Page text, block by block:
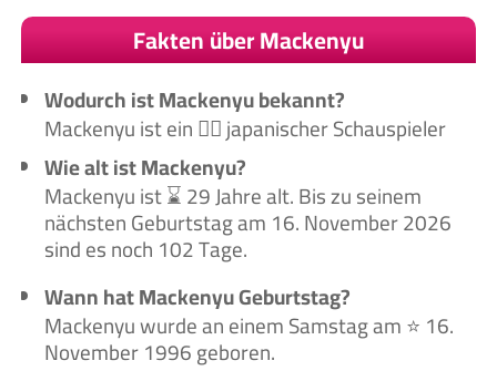
Fakten über Mackenyu
Wodurch ist Mackenyu bekannt?
Mackenyu ist ein 🙋‍♂️ japanischer Schauspieler
Wie alt ist Mackenyu?
Mackenyu ist ⌛ 29 Jahre alt. Bis zu seinem
nächsten Geburtstag am 16. November 2026
sind es noch 102 Tage.
Wann hat Mackenyu Geburtstag?
Mackenyu wurde an einem Samstag am ⭐ 16.
November 1996 geboren.